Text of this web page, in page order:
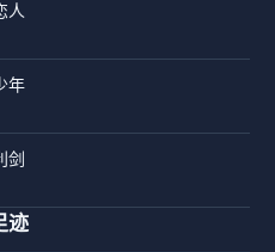
人
年
剑
迹